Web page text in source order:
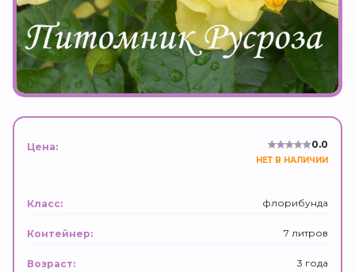
Цена: 0.0
НЕТ В НАЛИЧИИ
Класс: флорибунда
Контейнер: 7 литров
Возраст: 3 года